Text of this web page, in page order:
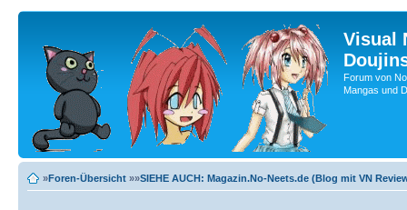
Visual
Forum von
Mangas und
»Foren-Übersicht »»SIEHE AUCH: Magazin.No-Neets.de (Blog mit VN